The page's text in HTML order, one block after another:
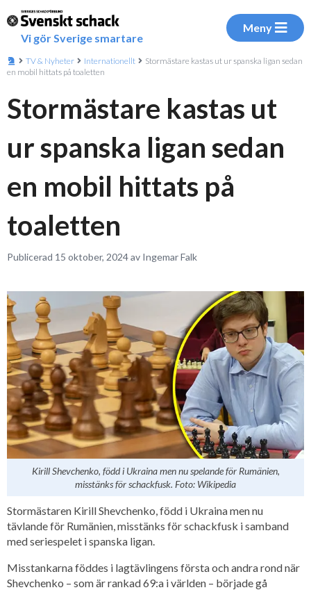
Vi gör Sverige smartare
Meny
TV & Nyheter Internationellt
Stormästare kastas ut ur spanska ligan sedan
en mobil hittats på toaletten
Stormästare kastas ut
ur spanska ligan sedan
en mobil hittats på
toaletten
Publicerad 15 oktober, 2024 av Ingemar Falk
Kirill Shevchenko, född i Ukraina men nu spelande för Rumänien,
misstänks för schackfusk. Foto: Wikipedia
Stormästaren Kirill Shevchenko, född i Ukraina men nu
tävlande för Rumänien, misstänks för schackfusk i samband
med seriespelet i spanska ligan.
Misstankarna föddes i lagtävlingens första och andra rond när
Shevchenko – som är rankad 69:a i världen – började gå